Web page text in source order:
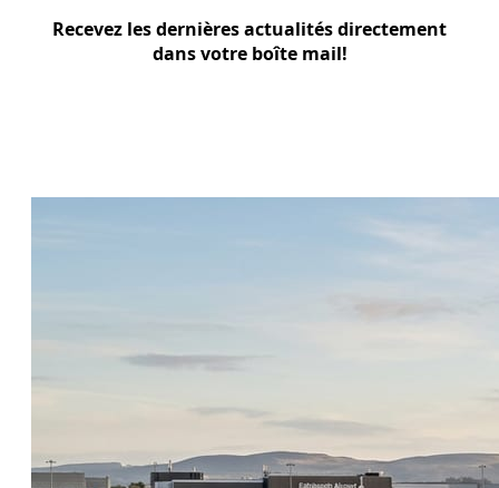
Recevez les dernières actualités directement
dans votre boîte mail!